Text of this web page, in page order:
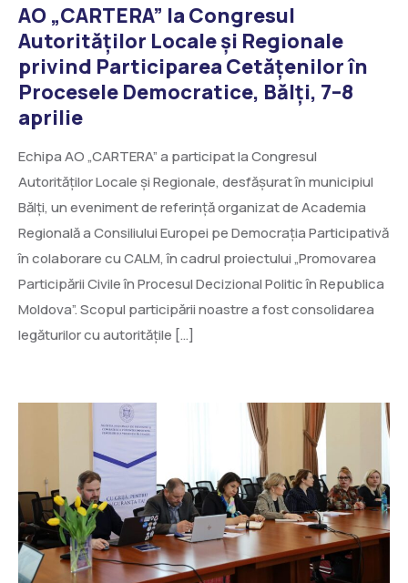
AO „CARTERA” la Congresul
Autorităților Locale și Regionale
privind Participarea Cetățenilor în
Procesele Democratice, Bălți, 7–8
aprilie
Echipa AO „CARTERA” a participat la Congresul
Autorităților Locale și Regionale, desfășurat în municipiul
Bălți, un eveniment de referință organizat de Academia
Regională a Consiliului Europei pe Democrația Participativă
în colaborare cu CALM, în cadrul proiectului „Promovarea
Participării Civile în Procesul Decizional Politic în Republica
Moldova”. Scopul participării noastre a fost consolidarea
legăturilor cu autoritățile […]